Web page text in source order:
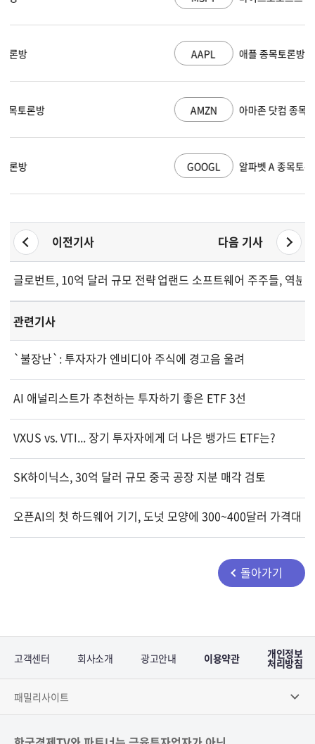
AAPL
AMZN
GOOGL
이전기사 다음 기사
글로번트, 10억 달러 규모 전략 전환 허위 주장으로 주주 소송 직
업랜드 소프트웨어 주주들, 역분
관련기사
`불장난`: 투자자가 엔비디아 주식에 경고음 울려
AI 애널리스트가 추천하는 투자하기 좋은 ETF 3선
VXUS vs. VTI... 장기 투자자에게 더 나은 뱅가드 ETF는?
SK하이닉스, 30억 달러 규모 중국 공장 지분 매각 검토
오픈AI의 첫 하드웨어 기기, 도넛 모양에 300~400달러 가격대
돌아가기
고객센터 회사소개 광고안내 이용약관 개인정보
처리방침
패밀리사이트